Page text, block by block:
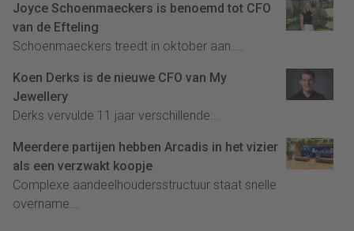
Joyce Schoenmaeckers is benoemd tot CFO
van de Efteling
Schoenmaeckers treedt in oktober aan....
Koen Derks is de nieuwe CFO van My
Jewellery
Derks vervulde 11 jaar verschillende...
Meerdere partijen hebben Arcadis in het vizier
als een verzwakt koopje
Complexe aandeelhoudersstructuur staat snelle
overname...